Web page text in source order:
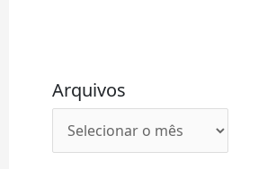
Arquivos